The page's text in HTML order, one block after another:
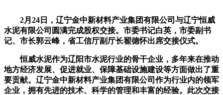
2月24日，辽宁金中新材料产业集团有限公司与辽宁恒威
水泥有限公司圆满完成股权交接。市委书记白英，市委副书
记、市长郭云峰，省工信厅副厅长翟德怀出席交接仪式。
恒威水泥作为辽阳市水泥行业的骨干企业，多年来在推动
地方经济发展、促进就业、保障基础设施建设等方面做出了重
要贡献。辽宁金中新材料产业集团有限公司作为行业内的领军
企业，拥有先进的技术、科学的管理和丰富的经验。此次交接